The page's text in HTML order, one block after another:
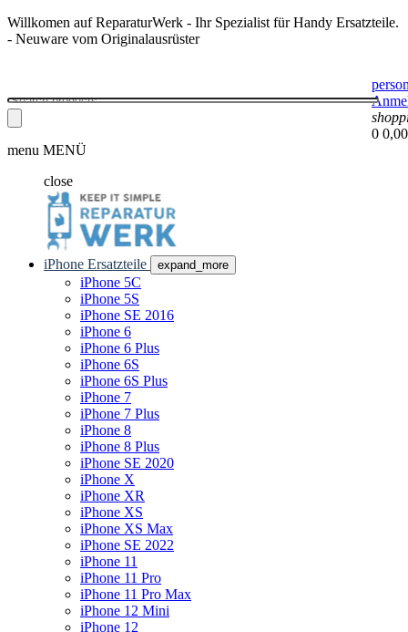
Willkomen auf ReparaturWerk - Ihr Spezialist für Handy Ersatzteile.
- Neuware vom Originalausrüster
0
menu MENÜ
close
iPhone Ersatzteile expand_more
iPhone 5C
iPhone 5S
iPhone SE 2016
iPhone 6
iPhone 6 Plus
iPhone 6S
iPhone 6S Plus
iPhone 7
iPhone 7 Plus
iPhone 8
iPhone 8 Plus
iPhone SE 2020
iPhone X
iPhone XR
iPhone XS
iPhone XS Max
iPhone SE 2022
iPhone 11
iPhone 11 Pro
iPhone 11 Pro Max
iPhone 12 Mini
iPhone 12